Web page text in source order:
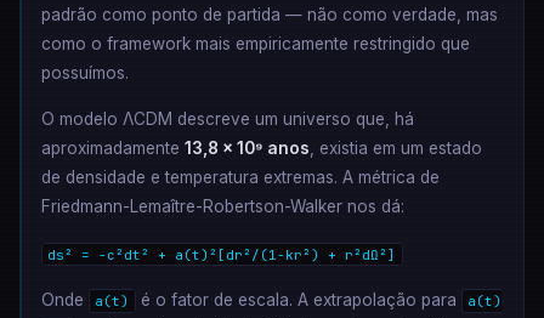
padrão como ponto de partida — não como verdade, mas
como o framework mais empiricamente restringido que
possuímos.
O modelo ΛCDM descreve um universo que, há
aproximadamente 13,8 × 10⁹ anos, existia em um estado
de densidade e temperatura extremas. A métrica de
Friedmann-Lemaître-Robertson-Walker nos dá:
ds² = -c²dt² + a(t)²[dr²/(1-kr²) + r²dΩ²]
Onde a(t) é o fator de escala. A extrapolação para
a(t)